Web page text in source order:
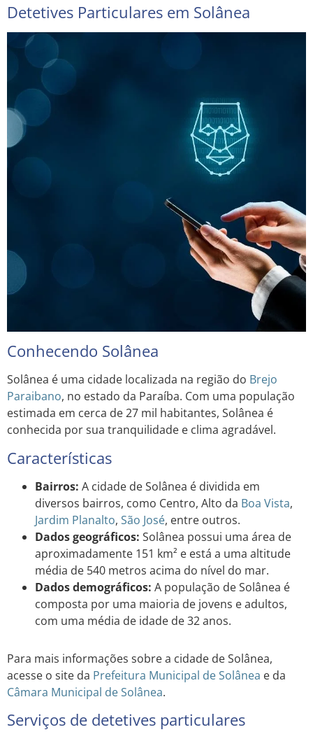
Detetives Particulares em Solânea
Conhecendo Solânea
Solânea é uma cidade localizada na região do Brejo
Paraibano, no estado da Paraíba. Com uma população
estimada em cerca de 27 mil habitantes, Solânea é
conhecida por sua tranquilidade e clima agradável.
Características
Bairros: A cidade de Solânea é dividida em
diversos bairros, como Centro, Alto da Boa Vista,
Jardim Planalto, São José, entre outros.
Dados geográficos: Solânea possui uma área de
aproximadamente 151 km² e está a uma altitude
média de 540 metros acima do nível do mar.
Dados demográficos: A população de Solânea é
composta por uma maioria de jovens e adultos,
com uma média de idade de 32 anos.
Para mais informações sobre a cidade de Solânea,
acesse o site da Prefeitura Municipal de Solânea e da
Câmara Municipal de Solânea.
Serviços de detetives particulares